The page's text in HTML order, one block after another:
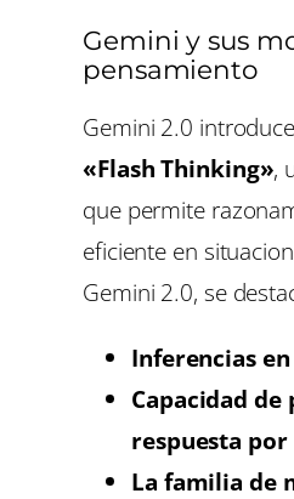
Gemini y sus
pensamiento
Gemini 2.0
«Flash Thinking»,
que permite
eficiente en
Gemini 2.0, se
Inferencias
Capacidad
respuesta por
La familia de